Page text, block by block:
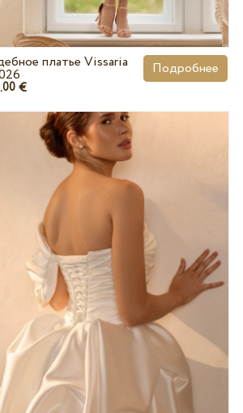
платье Vissaria
00 €
Подробнее